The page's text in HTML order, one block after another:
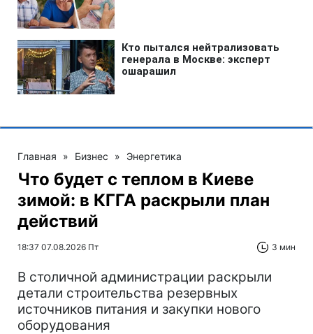
Главная » Бизнес » Энергетика
Что будет с теплом в Киеве
зимой: в КГГА раскрыли план
действий
18:37 07.08.2026 Пт 3 мин
В столичной администрации раскрыли
детали строительства резервных
источников питания и закупки нового
оборудования